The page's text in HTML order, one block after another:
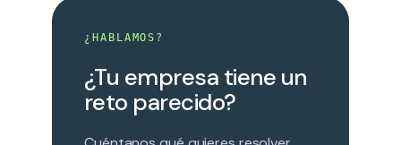
¿HABLAMOS?
¿Tu empresa tiene un
reto parecido?